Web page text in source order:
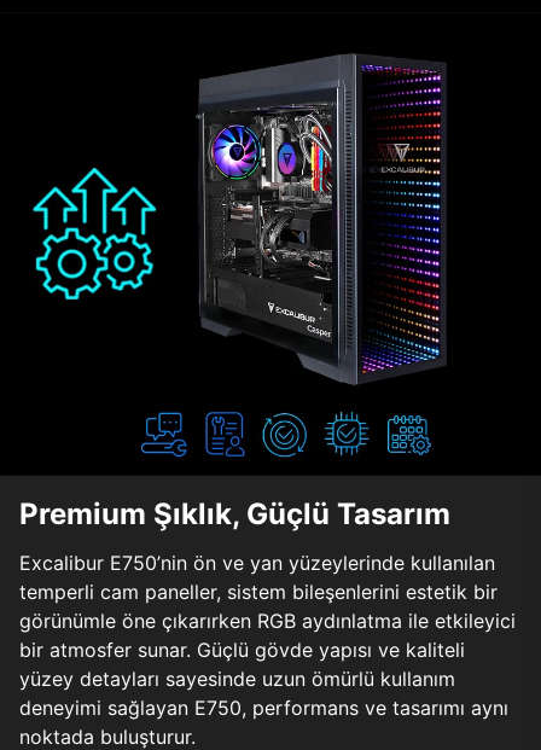
Premium Şıklık, Güçlü Tasarım
Excalibur E750’nin ön ve yan yüzeylerinde kullanılan
temperli cam paneller, sistem bileşenlerini estetik bir
görünümle öne çıkarırken RGB aydınlatma ile etkileyici
bir atmosfer sunar. Güçlü gövde yapısı ve kaliteli
yüzey detayları sayesinde uzun ömürlü kullanım
deneyimi sağlayan E750, performans ve tasarımı aynı
noktada buluşturur.